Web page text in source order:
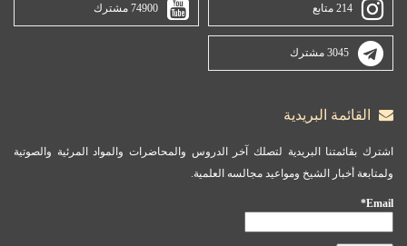
214 متابع 74900 مشترك
3045 مشترك
القائمة البريدية
اشترك بقائمتنا البريدية لتصلك آخر الدروس والمحاضرات والمواد المرئية والصوتية
ولمتابعة أخبار الشيخ ومواعيد مجالسه العلمية.
Email*